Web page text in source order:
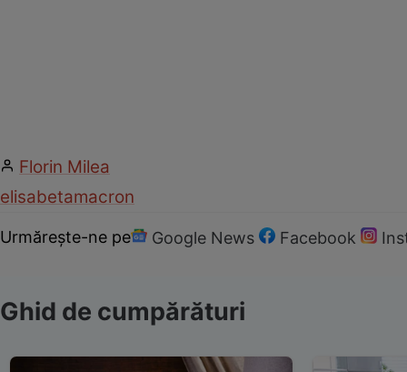
Florin Milea
elisabetamacron
Urmărește-ne pe Google News Facebook
Ghid de cumpărături